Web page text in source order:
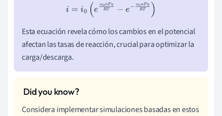
i= i0( eα anFηRT− e− αcnFηRT)
Esta ecuación revela cómo los cambios en el potencial
afectan las tasas de reacción, crucial para optimizar la
carga/descarga.
Considera implementar simulaciones basadas en estos